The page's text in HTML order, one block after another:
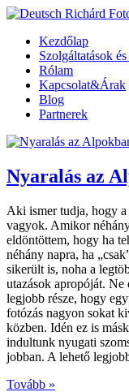
Kezdőlap
Szolgáltatások
Rólam
Kapcsolat&Árak
Blog
Partnerek
Nyaralás az
Aki ismer tudja, hogy a
vagyok. Amikor
eldöntöttem, hogy ha
néhány napra, ha
sikerült is, noha a
utazások apropóját.
legjobb része, hogy
fotózás nagyon sokat
közben. Idén ez is
indultunk nyugati
jobban. A lehető
Tovább »